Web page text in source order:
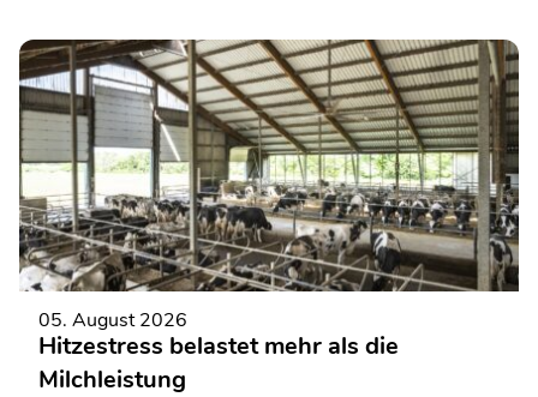
Mitmachangebot vertreten.
05. August 2026
Hitzestress belastet mehr als die
Milchleistung